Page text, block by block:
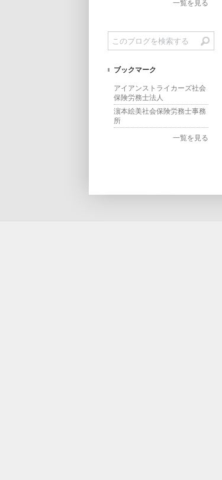
一覧を見る
ブックマーク
アイアンストライカーズ社会
保険労務士法人
濵本絵美社会保険労務士事務
所
一覧を見る